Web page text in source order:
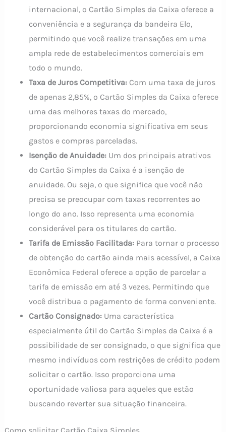
internacional, o Cartão Simples da Caixa oferece a
conveniência e a segurança da bandeira Elo,
permitindo que você realize transações em uma
ampla rede de estabelecimentos comerciais em
todo o mundo.
Taxa de Juros Competitiva:Com uma taxa de juros
de apenas 2,85%, o Cartão Simples da Caixa oferece
uma das melhores taxas do mercado,
proporcionando economia significativa em seus
gastos e compras parceladas.
Isenção de Anuidade:Um dos principais atrativos
do Cartão Simples da Caixa é a isenção de
anuidade. Ou seja, o que significa que você não
precisa se preocupar com taxas recorrentes ao
longo do ano. Isso representa uma economia
considerável para os titulares do cartão.
Tarifa de Emissão Facilitada:Para tornar o processo
de obtenção do cartão ainda mais acessível, a Caixa
Econômica Federal oferece a opção de parcelar a
tarifa de emissão em até 3 vezes. Permitindo que
você distribua o pagamento de forma conveniente.
Cartão Consignado:Uma característica
especialmente útil do Cartão Simples da Caixa é a
possibilidade de ser consignado, o que significa que
mesmo indivíduos com restrições de crédito podem
solicitar o cartão. Isso proporciona uma
oportunidade valiosa para aqueles que estão
buscando reverter sua situação financeira.